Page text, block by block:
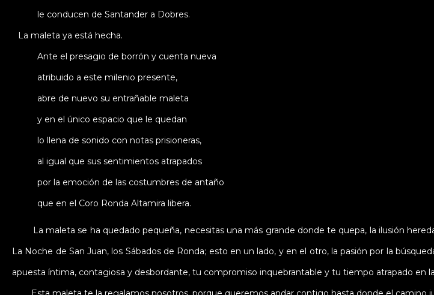
le conducen de Santander a Dobres.
La maleta ya está hecha.
Ante el presagio de borrón y cuenta nueva
atribuido a este milenio presente,
abre de nuevo su entrañable maleta
y en el único espacio que le quedan
lo llena de sonido con notas prisioneras,
al igual que sus sentimientos atrapados
por la emoción de las costumbres de antaño
que en el Coro Ronda Altamira libera.
La maleta se ha quedado pequeña, necesitas una más grande donde te quepa, la ilusión
La Noche de San Juan, los Sábados de Ronda; esto en un lado, y en el otro, la pasión por la
apuesta íntima, contagiosa y desbordante, tu compromiso inquebrantable y tu tiempo atrapado en